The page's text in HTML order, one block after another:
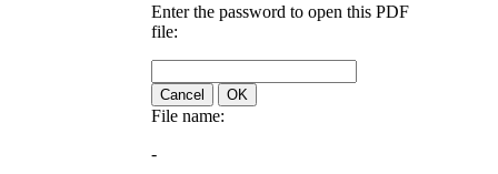
Enter the password to open this PDF
file:
Cancel OK
File name:
-